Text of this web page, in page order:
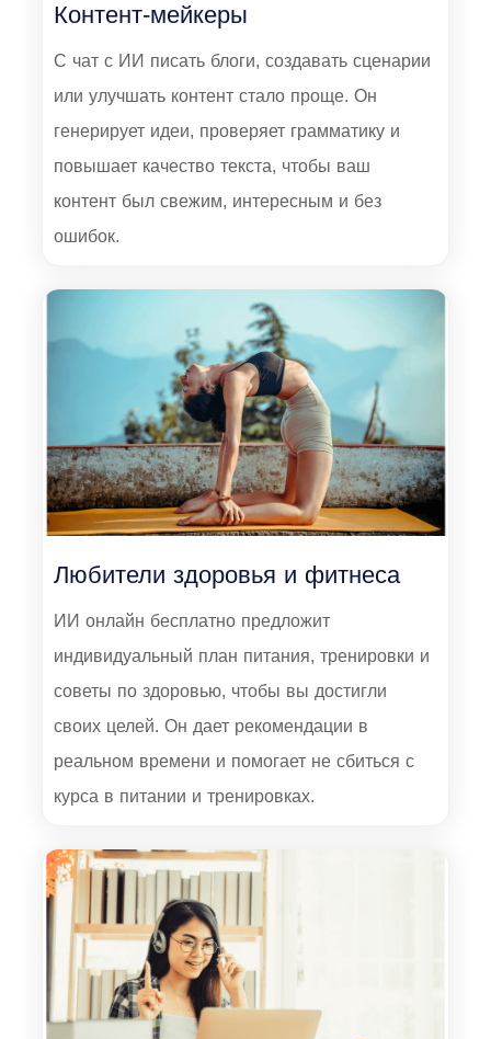
Контент-мейкеры
С чат с ИИ писать блоги, создавать сценарии
или улучшать контент стало проще. Он
генерирует идеи, проверяет грамматику и
повышает качество текста, чтобы ваш
контент был свежим, интересным и без
ошибок.
Любители здоровья и фитнеса
ИИ онлайн бесплатно предложит
индивидуальный план питания, тренировки и
советы по здоровью, чтобы вы достигли
своих целей. Он дает рекомендации в
реальном времени и помогает не сбиться с
курса в питании и тренировках.